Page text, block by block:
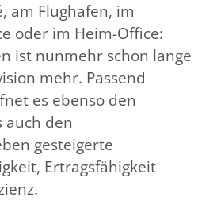
am Flughafen, im
oder im Heim-Office:
ist nunmehr schon lange
mehr. Passend
es ebenso den
auch den
gesteigerte
Ertragsfähigkeit